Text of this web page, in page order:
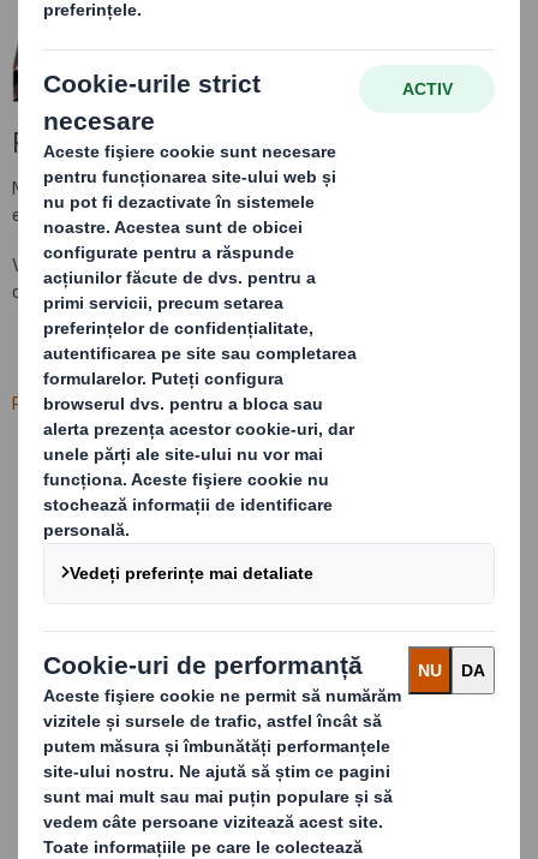
Pagina nu a fost găsită (404)
Nu am putut găsi pagina pe care o căutați. Este posibil să fi fost
eliminata sau redenumita.
Vă rugăm să reveniți ladssmith.com/ro
ofertele noastre:Ambalare,Reciclaresau
Preferințele cookie